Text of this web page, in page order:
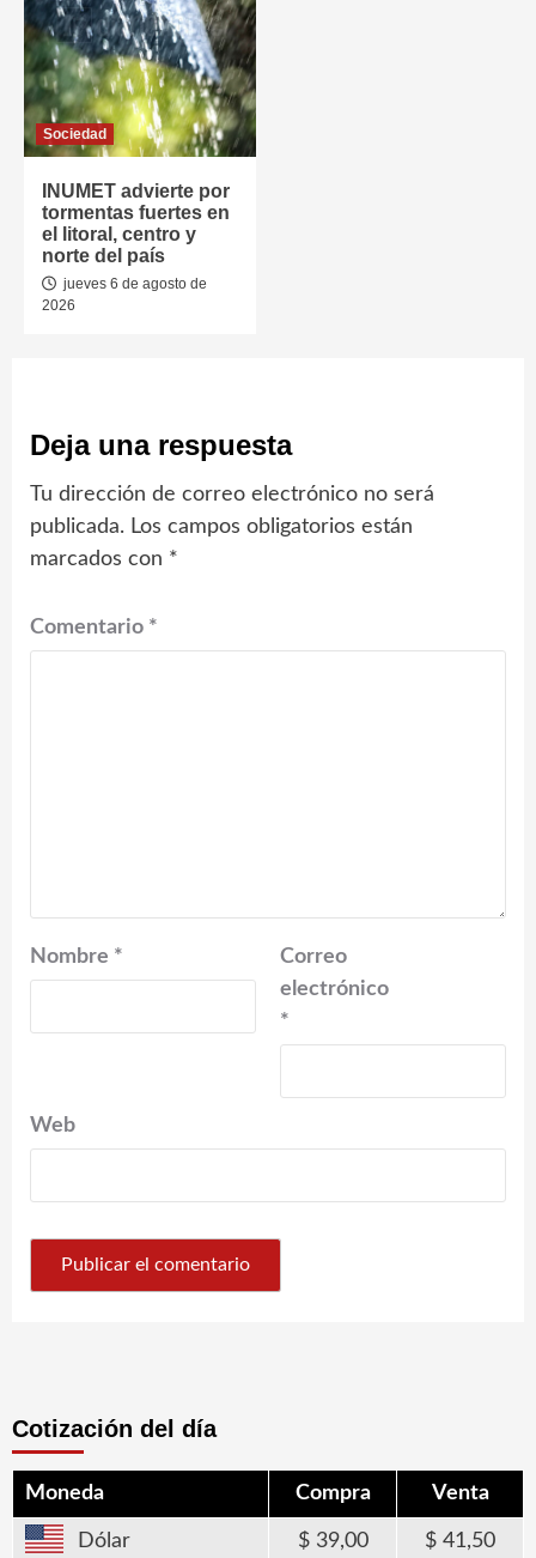
Sociedad
INUMET advierte por
tormentas fuertes en
el litoral, centro y
norte del país
jueves 6 de agosto de
2026
Deja una respuesta
Tu dirección de correo electrónico no será
publicada. Los campos obligatorios están
marcados con *
Comentario *
Nombre *
Correo
electrónico
*
Web
Cotización del día
Moneda Compra Venta
Dólar 39,00 41,50